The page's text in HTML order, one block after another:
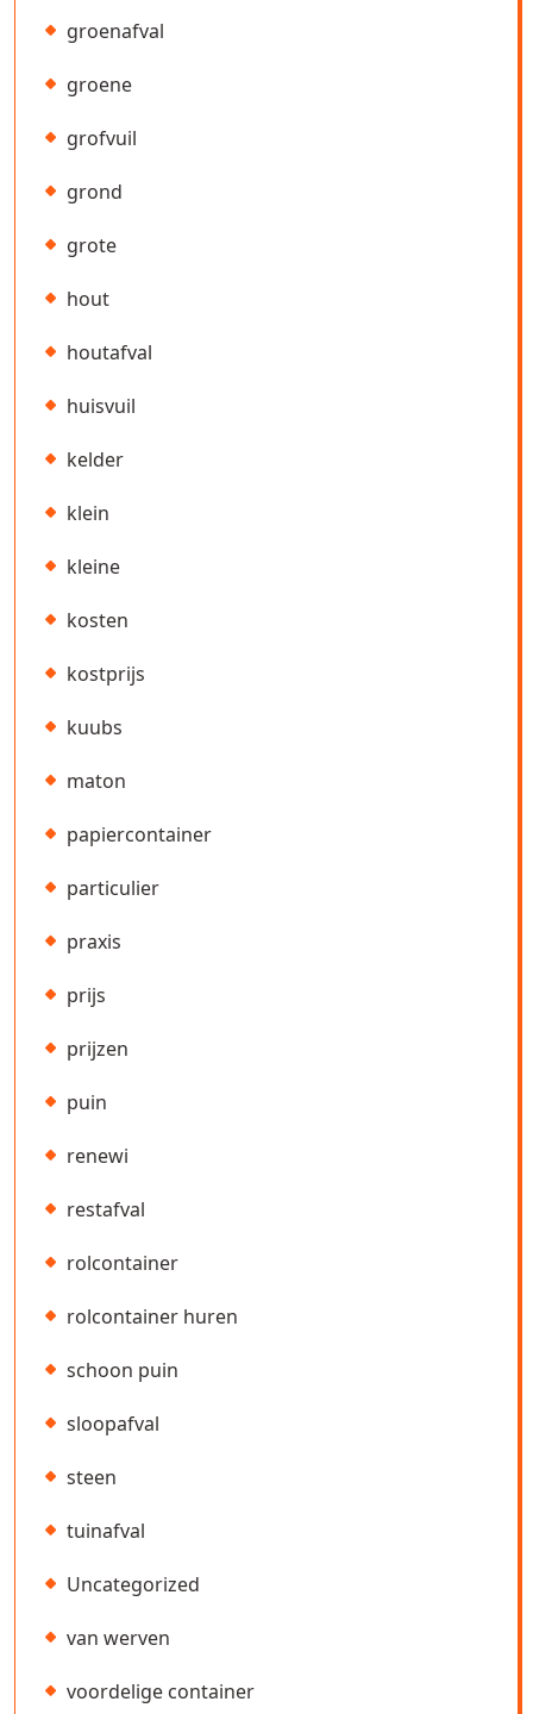
groenafval
groene
grofvuil
grond
grote
hout
houtafval
huisvuil
kelder
klein
kleine
kosten
kostprijs
kuubs
maton
papiercontainer
particulier
praxis
prijs
prijzen
puin
renewi
restafval
rolcontainer
rolcontainer huren
schoon puin
sloopafval
steen
tuinafval
Uncategorized
van werven
voordelige container